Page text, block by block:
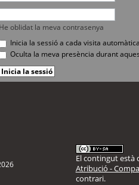
He oblidat la meva contrasenya
Inicia la sessió a cada visita
Oculta la meva presència durant
El contingut està
Atribució -
contrari.